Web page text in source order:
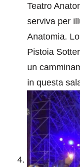
Teatro
serviva per
Anatomia.
Pistoia
un
in questa